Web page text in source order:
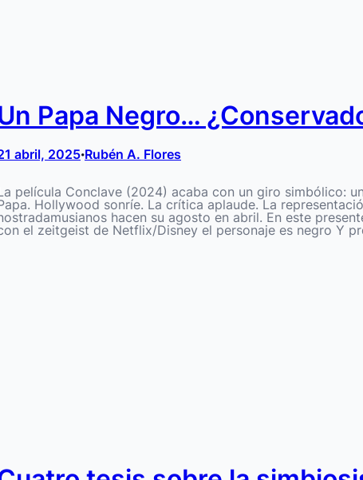
Papa Negro…
abril, 2025•Rubén A. Flores
película Conclave (2024) acaba con un giro simbólico:
Hollywood sonríe. La crítica aplaude. La
hacen su agosto en abril. En este
el zeitgeist de Netflix/Disney el personaje es negro Y